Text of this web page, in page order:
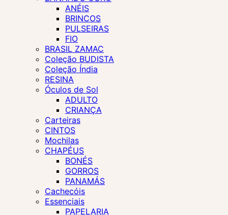
ANÉIS
BRINCOS
PULSEIRAS
FIO
BRASIL ZAMAC
Coleção BUDISTA
Coleção Índia
RESINA
Óculos de Sol
ADULTO
CRIANÇA
Carteiras
CINTOS
Mochilas
CHAPÉUS
BONÉS
GORROS
PANAMÁS
Cachecóis
Essenciais
PAPELARIA